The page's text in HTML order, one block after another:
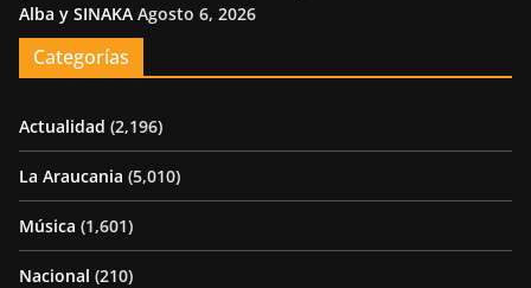
Alba y SINAKA Agosto 6, 2026
Categorías
Actualidad (2,196)
La Araucania (5,010)
Música (1,601)
Nacional (210)